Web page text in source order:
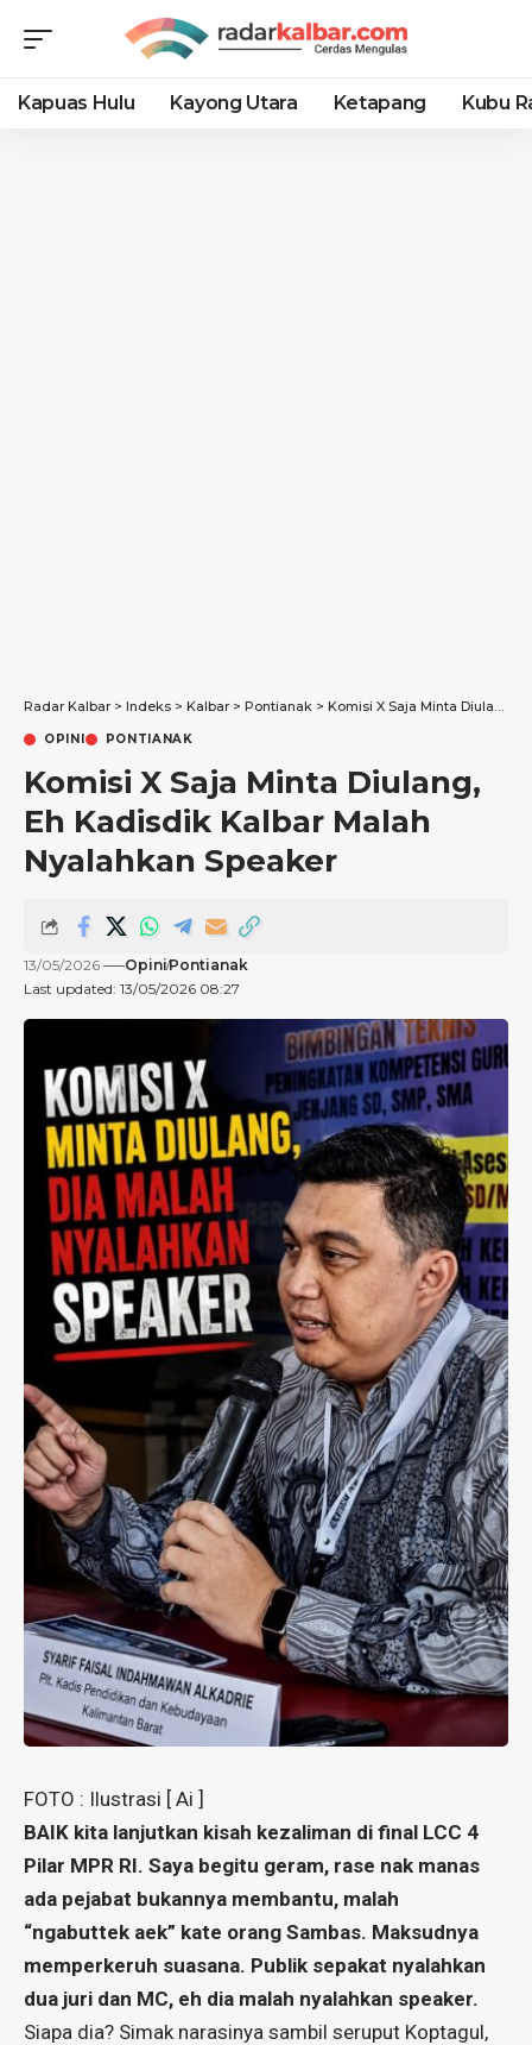
Kapuas Hulu Kayong Utara Ketapang Kubu
Radar Kalbar > Indeks > Kalbar > Pontianak > Komisi X Saja Minta Diulang, Eh Kadisdik Kalbar Malah Nyalahkan Speaker
OPINI PONTIANAK
Komisi X Saja Minta Diulang,
Eh Kadisdik Kalbar Malah
Nyalahkan Speaker
Last updated: 13/05/2026 08:27
13/05/2026 OpiniPontianak
FOTO : Ilustrasi [ Ai ]
BAIK kita lanjutkan kisah kezaliman di final LCC 4
Pilar MPR RI. Saya begitu geram, rase nak manas
ada pejabat bukannya membantu, malah
“ngabuttek aek” kate orang Sambas. Maksudnya
memperkeruh suasana. Publik sepakat nyalahkan
dua juri dan MC, eh dia malah nyalahkan speaker.
Siapa dia? Simak narasinya sambil seruput Koptagul,